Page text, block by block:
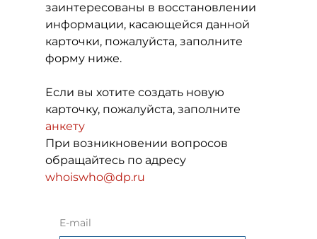
заинтересованы в восстановлении
информации, касающейся данной
карточки, пожалуйста, заполните
форму ниже.
Если вы хотите создать новую
карточку, пожалуйста, заполните
анкету
При возникновении вопросов
обращайтесь по адресу
whoiswho@dp.ru
E-mail